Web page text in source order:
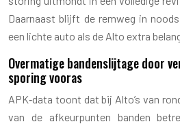
Daarnaast blijft de remweg in
een lichte auto als de Alto extra
Overmatige bandenslijtage door
sporing vooras
APK‑data toont dat bij Alto’s van
van de afkeurpunten banden